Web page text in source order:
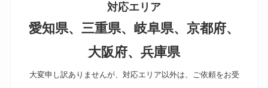
対応エリア
愛知県、三重県、岐阜県、京都府、
大阪府、兵庫県
大変申し訳ありませんが、対応エリア以外は、ご依頼をお受